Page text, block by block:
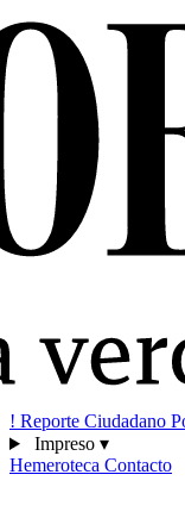
! Reporte Ciudadano
Impreso ▾
Hemeroteca Contacto